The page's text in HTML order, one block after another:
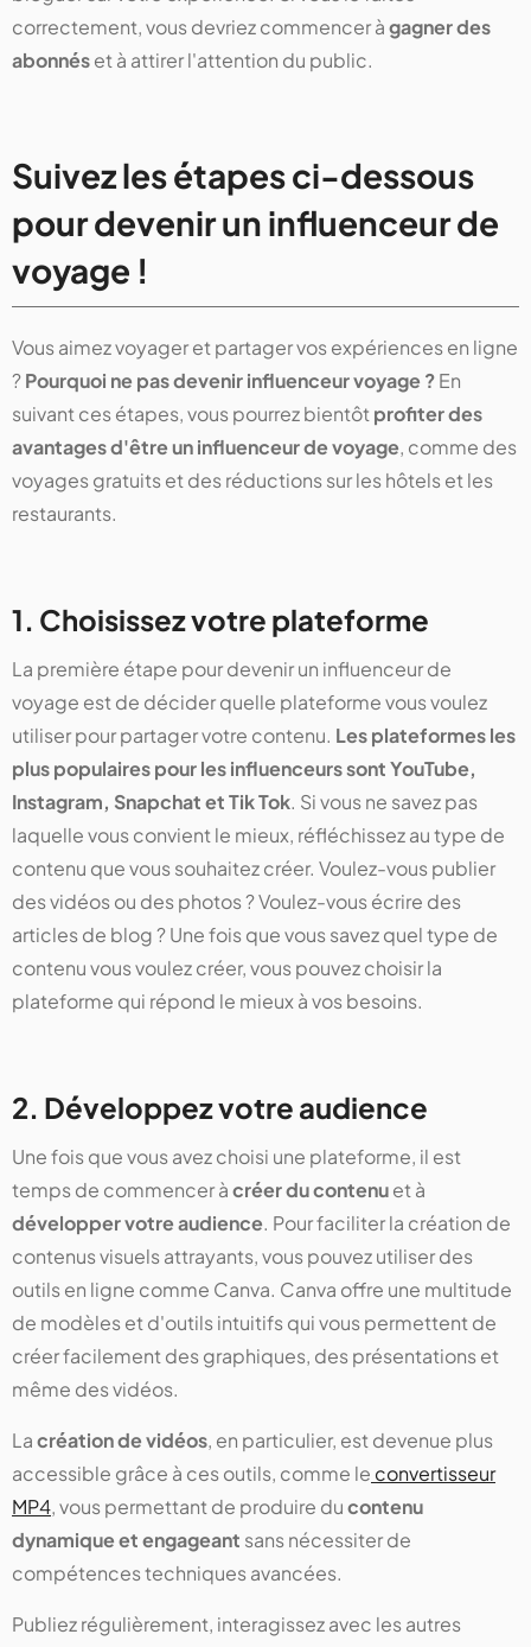
correctement, vous devriez commencer àgagner des
abonnéset à attirer l'attention du public.
Suivez les étapes ci-dessous
pour devenir un influenceur de
voyage !
Vous aimez voyager et partager vos expériences en ligne
?Pourquoi ne pas devenir influenceur voyage ?En
suivant ces étapes, vous pourrez bientôt profiter des
avantages d'être un influenceur de voyage, comme des
voyages gratuits et des réductions sur les hôtels et les
restaurants.
1. Choisissez votre plateforme
La première étape pour devenir un influenceur de
voyage est de décider quelle plateforme vous voulez
utiliser pour partager votre contenu. Les plateformes les
plus populaires pour les influenceurs sont YouTube,
Instagram, Snapchat et Tik Tok. Si vous ne savez pas
laquelle vous convient le mieux, réfléchissez au type de
contenu que vous souhaitez créer. Voulez-vous publier
des vidéos ou des photos ? Voulez-vous écrire des
articles de blog ? Une fois que vous savez quel type de
contenu vous voulez créer, vous pouvez choisir la
plateforme qui répond le mieux à vos besoins.
2. Développez votre audience
Une fois que vous avez choisi une plateforme, il est
temps de commencer àcréer du contenuet à
développer votre audience. Pour faciliter la création de
contenus visuels attrayants, vous pouvez utiliser des
outils en ligne comme Canva. Canva offre une multitude
de modèles et d'outils intuitifs qui vous permettent de
créer facilement des graphiques, des présentations et
même des vidéos.
Lacréation de vidéos, en particulier, est devenue plus
accessible grâce à ces outils, comme le convertisseur
MP4, vous permettant de produire ducontenu
dynamique et engageant sans nécessiter de
compétences techniques avancées.
Publiez régulièrement, interagissez avec les autres